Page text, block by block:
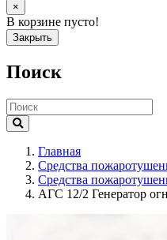
×
В корзине пусто!
Закрыть
Поиск
Главная
Средства
Средства
АГС 12/2 Генератор